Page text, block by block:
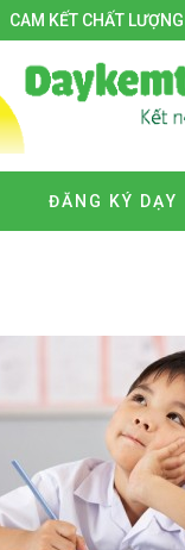
CAM KẾT CHẤT LƯỢNG
ĐĂNG KÝ DẠY